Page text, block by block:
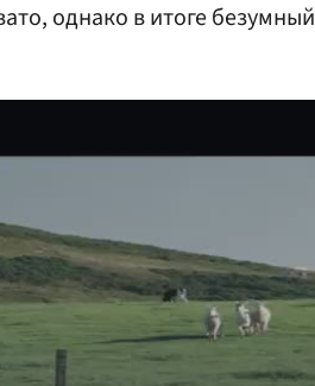
однако в итоге безумный